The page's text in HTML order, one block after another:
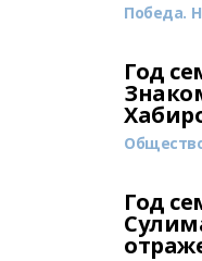
Победа.
Год
Год